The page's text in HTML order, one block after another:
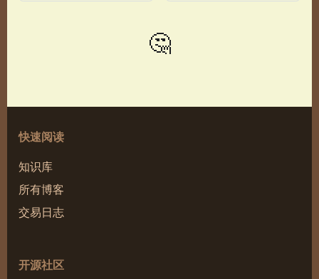
🤔
快速阅读
知识库
所有博客
交易日志
开源社区